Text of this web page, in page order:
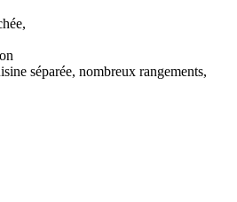
séparée, nombreux rangements,